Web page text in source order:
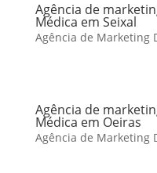
Agência de
Médica em Seixal
Agência de Marketing
Agência de
Médica em Oeiras
Agência de Marketing